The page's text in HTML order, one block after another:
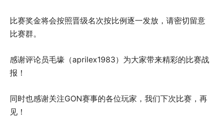
比赛奖金将会按照晋级名次按比例逐一发放，请密切留意
比赛群。
感谢评论员毛壕（aprilex1983）为大家带来精彩的比赛战
报！
同时也感谢关注GON赛事的各位玩家，我们下次比赛，再
见！